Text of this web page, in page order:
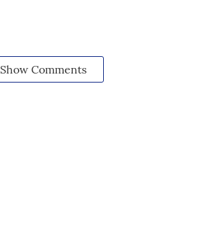
Show Comments